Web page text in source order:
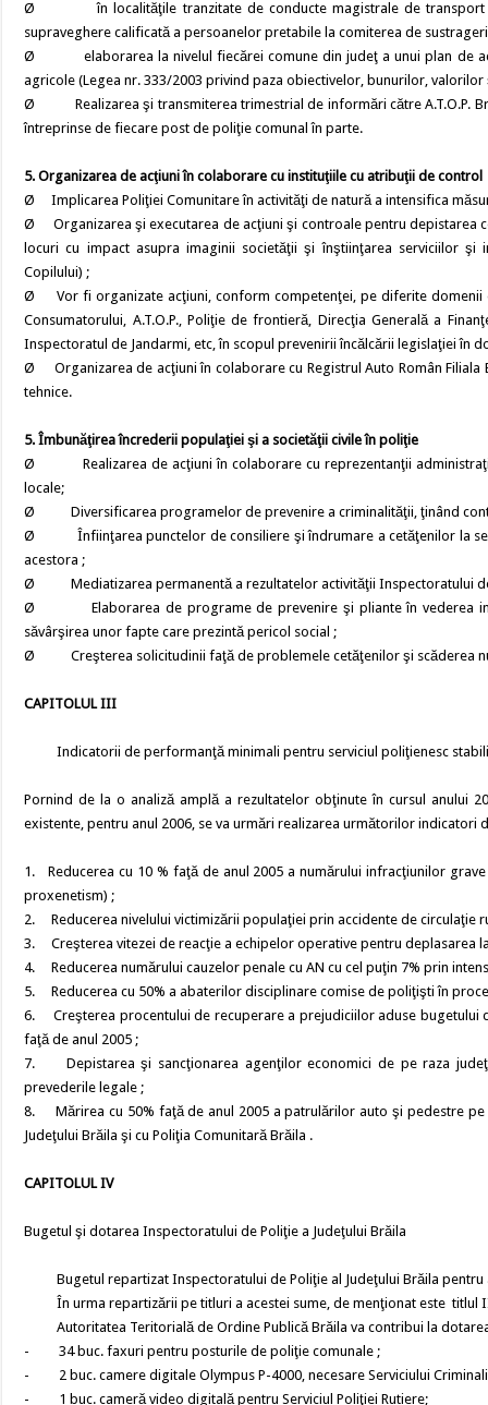
Ø în localităţile tranzitate de conducte magistrale de transport
supraveghere calificată a persoanelor pretabile la comiterea de
Ø elaborarea la nivelul fiecărei comune din judeţ a unui plan de
agricole (Legea nr. 333/2003 privind paza obiectivelor, bunurilor,
Ø Realizarea şi transmiterea trimestrial de informări către A.T.O.P.
întreprinse de fiecare post de poliţie comunal în parte.
5. Organizarea de acţiuni în colaborare cu instituţiile cu atribuţii de control
Ø Implicarea Poliţiei Comunitare în activităţi de natură a intensifica
Ø Organizarea şi executarea de acţiuni şi controale pentru depistarea
locuri cu impact asupra imaginii societăţii şi înştiinţarea serviciilor şi
Copilului) ;
Ø Vor fi organizate acţiuni, conform competenţei, pe diferite domenii
Consumatorului, A.T.O.P., Poliţie de frontieră, Direcţia Generală a
Inspectoratul de Jandarmi, etc, în scopul prevenirii încălcării legislaţiei în
Ø Organizarea de acţiuni în colaborare cu Registrul Auto Român
tehnice.
5. Îmbunăţirea încrederii populaţiei şi a societăţii civile în poliţie
Ø Realizarea de acţiuni în colaborare cu reprezentanţii
locale;
Ø Diversificarea programelor de prevenire a criminalităţii, ţinând cont
Ø Înfiinţarea punctelor de consiliere şi îndrumare a cetăţenilor la
acestora ;
Ø Mediatizarea permanentă a rezultatelor activităţii Inspectoratului de
Ø Elaborarea de programe de prevenire şi pliante în vederea
săvârşirea unor fapte care prezintă pericol social ;
Ø Creşterea solicitudinii faţă de problemele cetăţenilor şi scăderea
CAPITOLUL III
Indicatorii de performanţă minimali pentru serviciul poliţienesc
Pornind de la o analiză amplă a rezultatelor obţinute în cursul anului
existente, pentru anul 2006, se va urmări realizarea următorilor
1. Reducerea cu 10 % faţă de anul 2005 a numărului infracţiunilor
proxenetism) ;
2. Reducerea nivelului victimizării populaţiei prin accidente de circulaţie
3. Creşterea vitezei de reacţie a echipelor operative pentru deplasarea
4. Reducerea numărului cauzelor penale cu AN cu cel puţin 7% prin
5. Reducerea cu 50% a abaterilor disciplinare comise de poliţişti în
6. Creşterea procentului de recuperare a prejudiciilor aduse bugetului
faţă de anul 2005 ;
7. Depistarea şi sancţionarea agenţilor economici de pe raza
prevederile legale ;
8. Mărirea cu 50% faţă de anul 2005 a patrulărilor auto şi pedestre
Judeţului Brăila şi cu Poliţia Comunitară Brăila .
CAPITOLUL IV
Bugetul şi dotarea Inspectoratului de Poliţie a Judeţului Brăila
Bugetul repartizat Inspectoratului de Poliţie al Judeţului Brăila pentru
În urma repartizării pe titluri a acestei sume, de menţionat este titlul II
Autoritatea Teritorială de Ordine Publică Brăila va contribui la dotarea
- 34 buc. faxuri pentru posturile de poliţie comunale ;
- 2 buc. camere digitale Olympus P-4000, necesare Serviciului
- 1 buc. cameră video digitală pentru Serviciul Poliţiei Rutiere;